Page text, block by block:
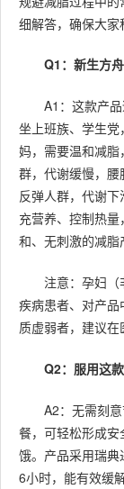
细解答，确保大家
Q1：新生方
A1：这款产
坐上班族、学生
妈，需要温和减
群，代谢缓慢，
反弹人群，代谢
充营养、控制热
和、无刺激的减脂
注意：孕妇
疾病患者、对产
质虚弱者，建议在
Q2：服用这
A2：无需刻
餐，可轻松形成
饿。产品采用瑞
6小时，能有效缓